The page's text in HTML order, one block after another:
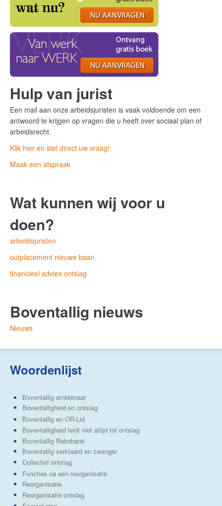
Hulp van jurist
Een mail aan onze arbeidsjuristen is vaak voldoende om een
antwoord te krijgen op vragen die u heeft over sociaal plan of
arbeidsrecht.
Klik hier en stel direct uw vraag!
Maak een afspraak
Wat kunnen wij voor u
doen?
arbeidsjuristen
outplacement nieuwe baan
financieel advies ontslag
Boventallig nieuws
Nieuws
Woordenlijst
Boventallig ambtenaar
Boventalligheid en ontslag
Boventallig en OR-Lid
Boventalligheid leidt niet altijd tot ontslag
Boventallig Rabobank
Boventallig verklaard en zwanger
Collectief ontslag
Functies na een reorganisatie
Reorganisatie
Reorganisatie ontslag